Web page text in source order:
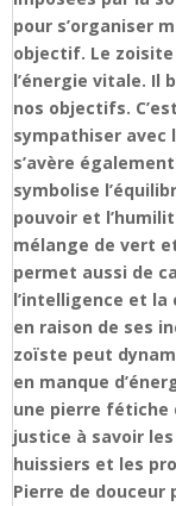
pour s’organiser
objectif. Le
l’énergie vitale. Il
nos objectifs.
sympathiser avec
s’avère
symbolise
pouvoir et
mélange de vert
permet aussi de
l’intelligence et
en raison de ses
zoïste peut
en manque
une pierre fétiche
justice à savoir
huissiers et les
Pierre de douceur